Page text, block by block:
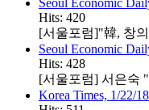
Seoul Economic
Hits: 420
[서울포럼]"韓, 창
Seoul Economic
Hits: 428
[서울포럼] 서은숙
Korea Times, 1/22/18